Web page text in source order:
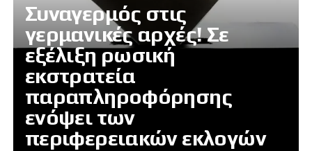
Συναγερμός στις
γερμανικές αρχές! Σε
εξέλιξη ρωσική
εκστρατεία
παραπληροφόρησης
ενόψει των
περιφερειακών εκλογών